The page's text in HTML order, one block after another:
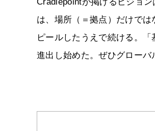
は、場所（＝拠点）だけで
ピールしたうえで続ける。
進出し始めた。ぜひグローバ